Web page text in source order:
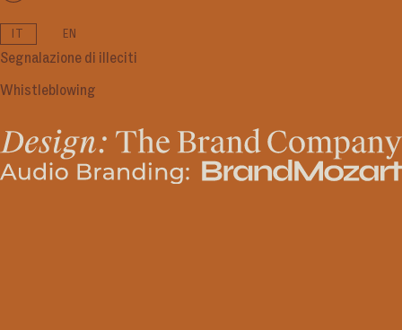
EN
Segnalazione di illeciti
Whistleblowing